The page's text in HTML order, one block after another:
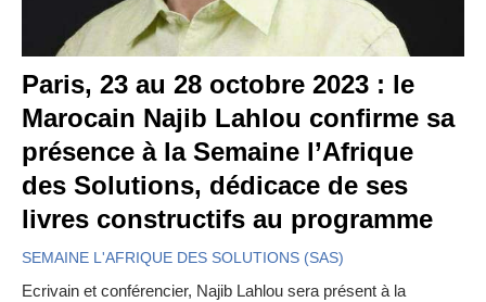
Paris, 23 au 28 octobre 2023 : le
Marocain Najib Lahlou confirme sa
présence à la Semaine l’Afrique
des Solutions, dédicace de ses
livres constructifs au programme
SEMAINE L'AFRIQUE DES SOLUTIONS (SAS)
Ecrivain et conférencier, Najib Lahlou sera présent à la